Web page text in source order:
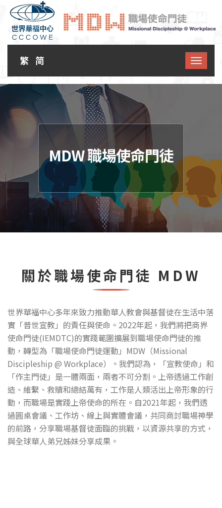
繁 简
MDW 職場使命門徒
關於職場使命門徒 MDW
世界華福中心多年來致力推動華人教會與基督徒在生活中落
實「普世宣教」的責任與使命。2022年起，我們將把商界
使命門徒(IEMDTC)的實踐範圍擴展到職場使命門徒的推
動，轉型為「職場使命門徒運動」MDW（Missional
Discipleship @ Workplace）。我們認為，「宣教使命」和
「作主門徒」是一體兩面，兩者不可分割。上帝透過工作創
造、維繫、救贖和總結萬有，工作是人類活出上帝形象的行
動，而職場是實踐上帝使命的所在。 自2021年起，我們透
過圓桌會議、工作坊、線上與實體會議，共同商討職場神學
的前路，分享職場基督徒面臨的挑戰，以資源共享的方式，
與全球華人弟兄姊妹分享成果。